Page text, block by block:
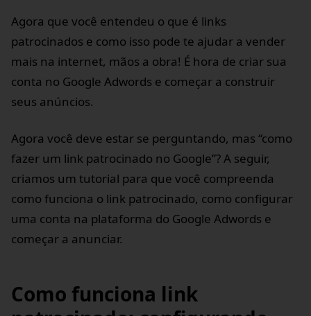
Agora que você entendeu o que é links
patrocinados e como isso pode te ajudar a vender
mais na internet, mãos a obra! É hora de criar sua
conta no Google Adwords e começar a construir
seus anúncios.
Agora você deve estar se perguntando, mas “como
fazer um link patrocinado no Google”? A seguir,
criamos um tutorial para que você compreenda
como funciona o link patrocinado, como configurar
uma conta na plataforma do Google Adwords e
começar a anunciar.
Como funciona link